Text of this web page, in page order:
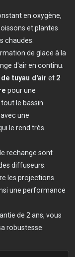
en oxygène,
et plantes
chaudes.
de glace à la
d'air en continu.
tuyau d'air et 2
pour une
le bassin.
une
le rend très
rechange sont
diffuseurs.
les projections
une performance
de 2 ans, vous
robustesse.